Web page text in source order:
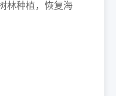
林种植，恢复海